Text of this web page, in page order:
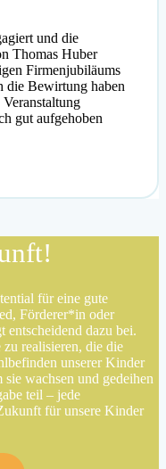
und die
Thomas Huber
Firmenjubiläums
die Bewirtung haben
gut aufgehoben
für eine gute
Förderer*in oder
entscheidend dazu bei.
realisieren, die die
unserer Kinder
wachsen und gedeihen
teil – jede
für unsere Kinder